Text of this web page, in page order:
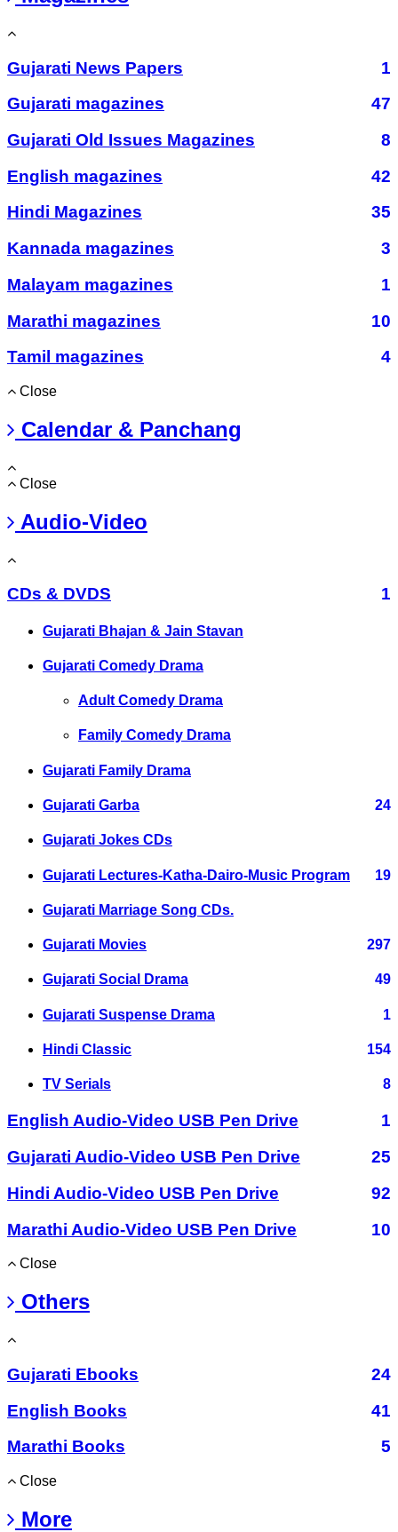
Gujarati News Papers
1
Gujarati magazines
47
Gujarati Old Issues Magazines
8
English magazines
42
Hindi Magazines
35
Kannada magazines
3
Malayam magazines
1
Marathi magazines
10
Tamil magazines
4
Close
Calendar & Panchang
Close
Audio-Video
CDs & DVDS 1
Gujarati Bhajan & Jain Stavan
Gujarati Comedy Drama
Adult Comedy Drama
Family Comedy Drama
Gujarati Family Drama
Gujarati Garba 24
Gujarati Jokes CDs
Gujarati Lectures-Katha-Dairo-Music Program 19
Gujarati Marriage Song CDs.
Gujarati Movies 297
Gujarati Social Drama 49
Gujarati Suspense Drama 1
Hindi Classic 154
TV Serials 8
English Audio-Video USB Pen Drive
1
Gujarati Audio-Video USB Pen Drive
25
Hindi Audio-Video USB Pen Drive
92
Marathi Audio-Video USB Pen Drive
10
Close
Others
Gujarati Ebooks
24
English Books
41
Marathi Books
5
Close
More